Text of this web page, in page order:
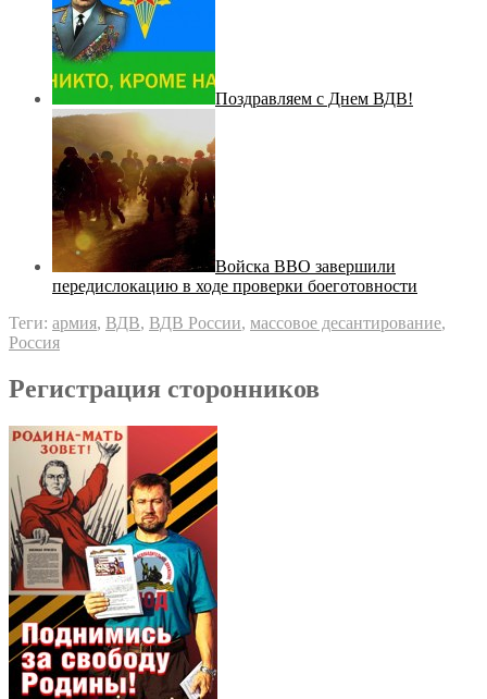
Поздравляем с Днем ВДВ!
Войска ВВО завершили
передислокацию в ходе проверки боеготовности
Теги: армия, ВДВ, ВДВ России, массовое десантирование,
Россия
Регистрация сторонников